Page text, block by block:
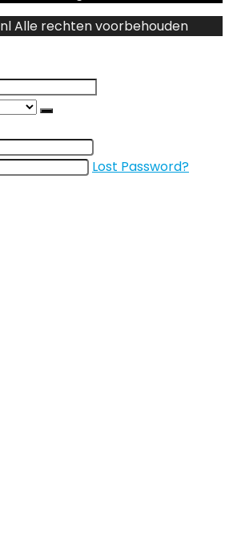
Alle rechten voorbehouden
Lost Password?